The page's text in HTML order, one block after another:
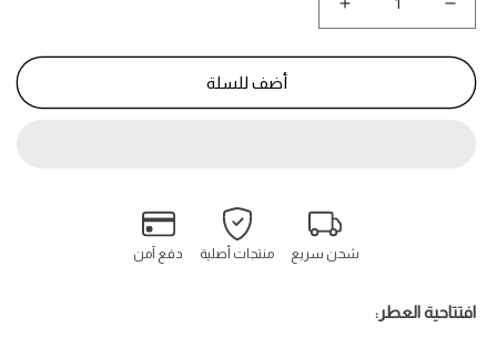
كمية
القصر
زيادة
كمية
القصر
أضف للسلة
شحن سريع منتجات أصلية دفع آمن
افتتاحية العطر: